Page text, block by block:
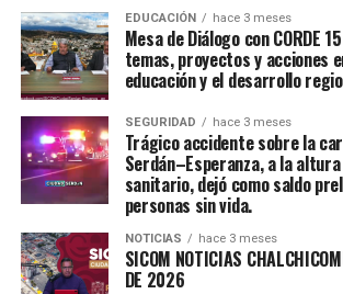
EDUCACIÓN hace 3 meses
Mesa de Diálogo con CORDE
temas, proyectos y acciones
educación y el desarrollo
SEGURIDAD hace 3 meses
Trágico accidente sobre la
Serdán–Esperanza, a la
sanitario, dejó como saldo
personas sin vida.
NOTICIAS hace 3 meses
SICOM NOTICIAS
DE 2026